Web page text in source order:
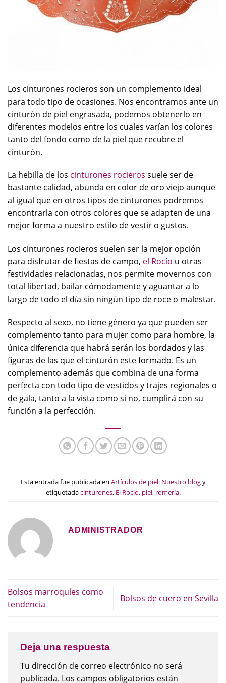
Los cinturones rocieros son un complemento ideal
para todo tipo de ocasiones. Nos encontramos ante un
cinturón de piel engrasada, podemos obtenerlo en
diferentes modelos entre los cuales varían los colores
tanto del fondo como de la piel que recubre el
cinturón.
La hebilla de los cinturones rocieros suele ser de
bastante calidad, abunda en color de oro viejo aunque
al igual que en otros tipos de cinturones podremos
encontrarla con otros colores que se adapten de una
mejor forma a nuestro estilo de vestir o gustos.
Los cinturones rocieros suelen ser la mejor opción
para disfrutar de fiestas de campo, el Rocío u otras
festividades relacionadas, nos permite movernos con
total libertad, bailar cómodamente y aguantar a lo
largo de todo el día sin ningún tipo de roce o malestar.
Respecto al sexo, no tiene género ya que pueden ser
complemento tanto para mujer como para hombre, la
única diferencia que habrá serán los bordados y las
figuras de las que el cinturón este formado. Es un
complemento además que combina de una forma
perfecta con todo tipo de vestidos y trajes regionales o
de gala, tanto a la vista como si no, cumplirá con su
función a la perfección.
Esta entrada fue publicada en Artículos de piel: Nuestro blogy
etiquetadacinturones, El Rocío, piel, romería.
ADMINISTRADOR
Bolsos marroquíes como
tendencia
Bolsos de cuero en Sevilla
Deja una respuesta
Tu dirección de correo electrónico no será
publicada. Los campos obligatorios están